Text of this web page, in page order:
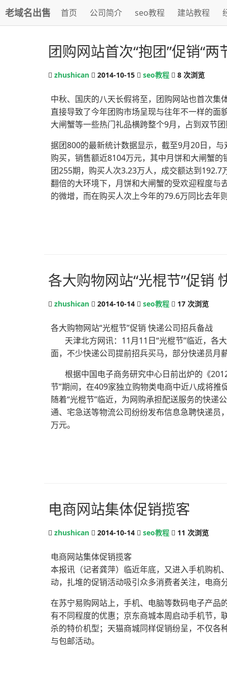
老域名出售 首页 公司简介 seo教程 建站教程
团购网站首次“抱团”促销“两
zhushican 2014-10-15 seo教程 8 次浏览
中秋、国庆的八天长假将至，团购网站也首次集
直接导致了今年团购市场呈现与往年不一样的面
大闸蟹等一些热门礼品横跨整个9月，占到双节团
据团800的最新统计数据显示，截至9月20日，
购买，销售额近8104万元，其中月饼和大闸蟹
团255期，购买人次3.23万人，成交额达到
翻倍的大环境下，月饼和大闸蟹的受欢迎程度与
的微增，而在购买人次上今年的79.6万同比去年
各大购物网站“光棍节”促销
zhushican 2014-10-14 seo教程 17 次浏览
各大购物网站“光棍节”促销 快递公司招兵备战
天津北方网讯：11月11日“光棍节”临近，各
面，不少快递公司提前招兵买马，部分快递员月
根据中国电子商务研究中心日前出炉的《
节”期间，在409家独立购物类电商中近八成将推
随着“光棍节”临近，为网购承担配送服务的快递
通、宅急送等物流公司纷纷发布信息急聘快递员
万元。
电商网站集体促销揽客
zhushican 2014-10-14 seo教程 11 次浏览
电商网站集体促销揽客
本报讯（记者龚萍）临近年底，又进入手机购机
动，扎堆的促销活动吸引众多消费者关注，电商
在苏宁易购网站上，手机、电脑等数码电子产品
有不同程度的优惠；京东商城本周启动手机节，
杀的特价机型；天猫商城同样促销纷呈，不仅
与包邮活动。